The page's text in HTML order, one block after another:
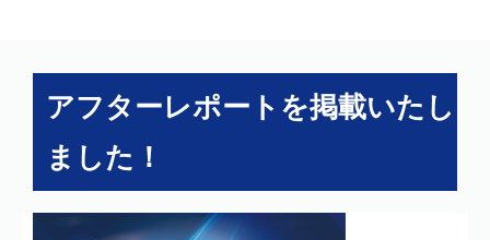
アフターレポートを掲載いたし
ました！